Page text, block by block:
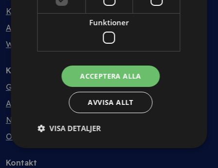
Kurspaket
Abonnemang
Webbinarium
Kunskapsbank
Guider
Avtalsmallar
Nyheter
Ordlista
Kontakt
Funktioner
ACCEPTERA ALLA
AVVISA ALLT
VISA DETALJER